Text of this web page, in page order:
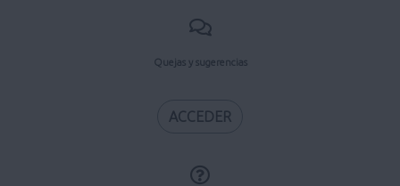
Quejas y sugerencias
ACCEDER